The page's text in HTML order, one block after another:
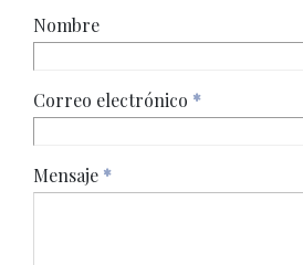
Nombre
Correo electrónico *
Mensaje *